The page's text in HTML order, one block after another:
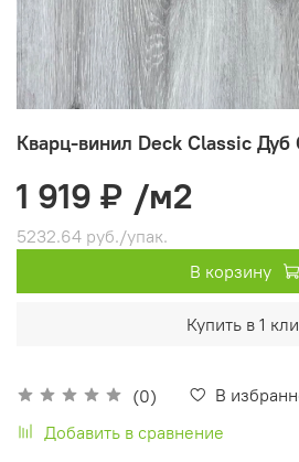
Кварц-винил Deck Classic Дуб
(0)
В
Добавить в сравнение
1 919 ₽ /м2
5232.64 руб./упак.
В корзину
Купить в 1